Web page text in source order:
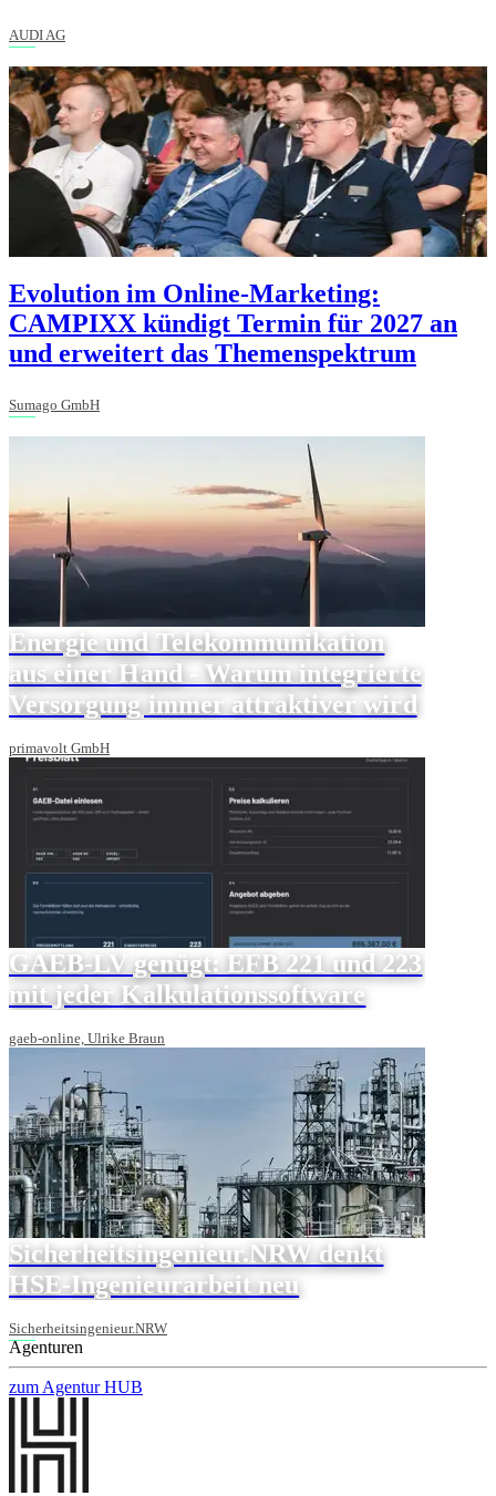
AUDI AG
Evolution im Online-Marketing:
CAMPIXX kündigt Termin für 2027 an
und erweitert das Themenspektrum
Sumago GmbH
Energie und Telekommunikation
aus einer Hand - Warum integrierte
Versorgung immer attraktiver wird
primavolt GmbH
GAEB-LV genügt: EFB 221 und 223
mit jeder Kalkulationssoftware
gaeb-online, Ulrike Braun
Sicherheitsingenieur.NRW denkt
HSE-Ingenieurarbeit neu
Sicherheitsingenieur.NRW
Agenturen
zum Agentur HUB